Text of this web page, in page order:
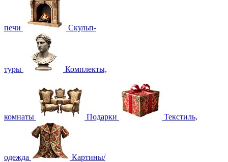
печи Скульп-
туры Комплекты,
комнаты Подарки Текстиль,
одежда Картины/